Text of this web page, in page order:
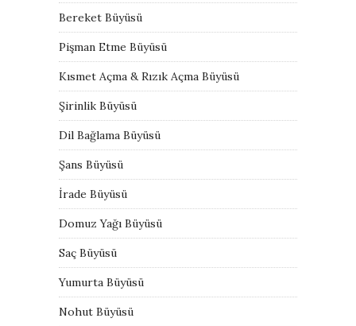
Bereket Büyüsü
Pişman Etme Büyüsü
Kısmet Açma & Rızık Açma Büyüsü
Şirinlik Büyüsü
Dil Bağlama Büyüsü
Şans Büyüsü
İrade Büyüsü
Domuz Yağı Büyüsü
Saç Büyüsü
Yumurta Büyüsü
Nohut Büyüsü